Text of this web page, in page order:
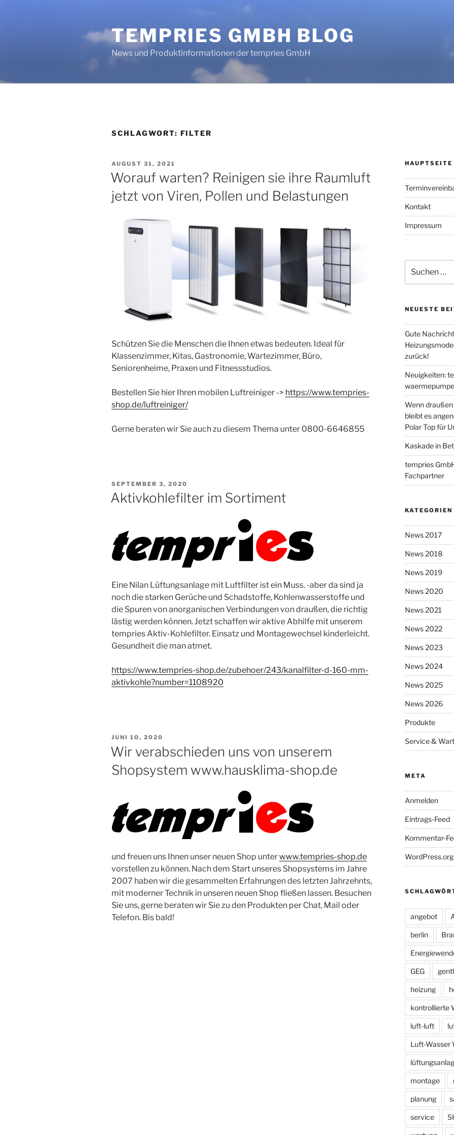
TEMPRIES GMBH BLOG
News und Produktinformationen der tempries GmbH
SCHLAGWORT: FILTER
VERÖFFENTLICHT
AM
AUGUST 31, 2021
Worauf warten? Reinigen sie ihre Raumluft
jetzt von Viren, Pollen und Belastungen
Schützen Sie die Menschen die Ihnen etwas bedeuten. Ideal für
Klassenzimmer, Kitas, Gastronomie, Wartezimmer, Büro,
Seniorenheime, Praxen und Fitnessstudios.
Bestellen Sie hier Ihren mobilen Luftreiniger -> https://www.tempries-
shop.de/luftreiniger/
Gerne beraten wir Sie auch zu diesem Thema unter 0800-6646855
VERÖFFENTLICHT
AM
SEPTEMBER 3, 2020
Aktivkohlefilter im Sortiment
Eine Nilan Lüftungsanlage mit Luftfilter ist ein Muss. -aber da sind ja
noch die starken Gerüche und Schadstoffe, Kohlenwasserstoffe und
die Spuren von anorganischen Verbindungen von draußen, die richtig
lästig werden können. Jetzt schaffen wir aktive Abhilfe mit unserem
tempries Aktiv-Kohlefilter. Einsatz und Montagewechsel kinderleicht.
Gesundheit die man atmet.
https://www.tempries-shop.de/zubehoer/243/kanalfilter-d-160-mm-
aktivkohle?number=1108920
VERÖFFENTLICHT
AM
JUNI 10, 2020
Wir verabschieden uns von unserem
Shopsystem www.hausklima-shop.de
und freuen uns Ihnen unser neuen Shop unterwww.tempries-shop.de
vorstellen zu können. Nach dem Start unseres Shopsystems im Jahre
2007 haben wir die gesammelten Erfahrungen des letzten Jahrzehnts,
mit moderner Technik in unseren neuen Shop fließen lassen. Besuchen
Sie uns, gerne beraten wir Sie zu den Produkten per Chat, Mail oder
Telefon. Bis bald!
HAUPTSEITE
Kontakt
Impressum
nach:
NEUESTE
Gute
zurück!
Neuigkeiten:
Wenn
bleibt es
Polar Top für
Kaskade in
tempries
Fachpartner
KATEGORIEN
News 2017
News 2018
News 2019
News 2020
News 2021
News 2022
News 2023
News 2024
News 2025
News 2026
Produkte
Service &
META
Anmelden
Eintrags-Feed
Kommentar-
WordPress.org
angebot
berlin
GEG
heizung
kontrollierte
luft-luft
Luft-Wasser
montage
planung
service